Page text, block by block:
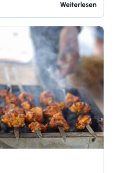
einen Besuch in
Weiterlesen